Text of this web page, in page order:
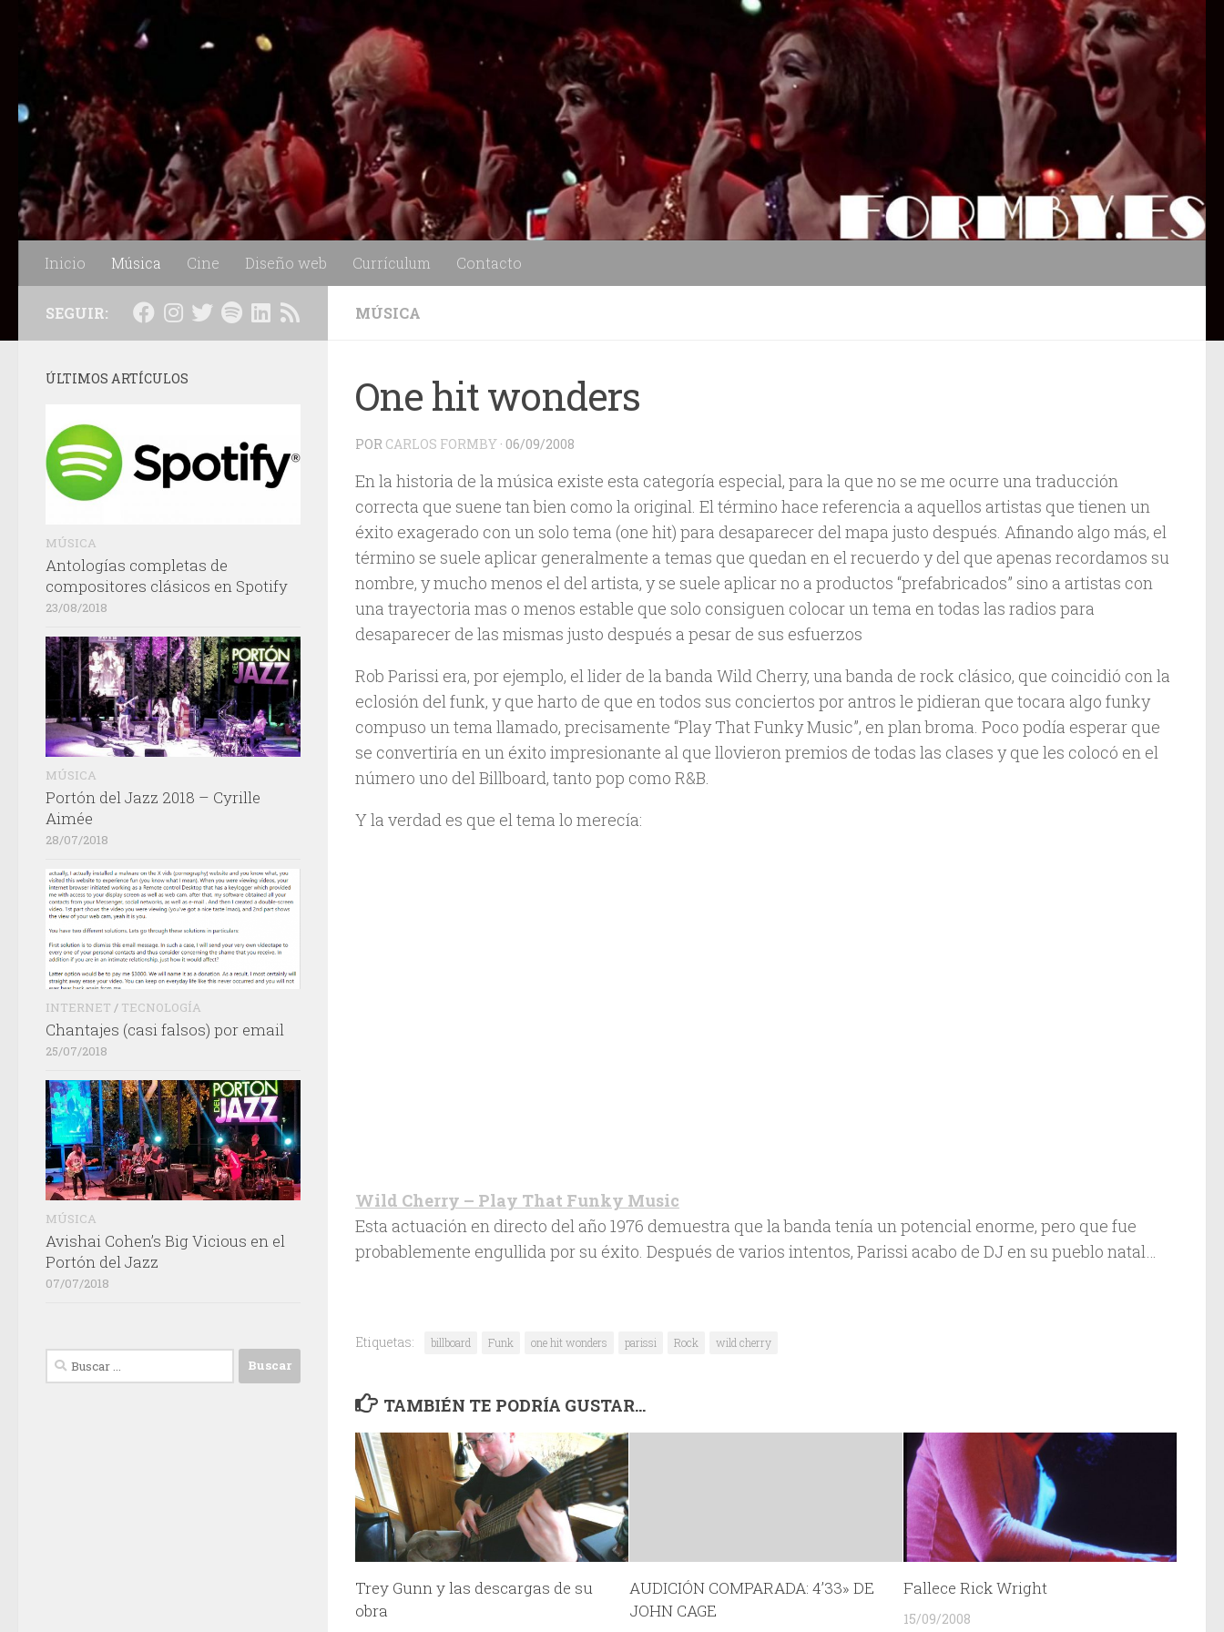
Saltar al contenido
Inicio Música Cine Diseño web Currículum Contacto
MÚSICA
One hit wonders
POR CARLOS FORMBY · 06/09/2008
En la historia de la música existe esta categoría especial, para la que no se me ocurre una traducción
correcta que suene tan bien como la original. El término hace referencia a aquellos artistas que tienen un
éxito exagerado con un solo tema (one hit) para desaparecer del mapa justo después. Afinando algo más, el
término se suele aplicar generalmente a temas que quedan en el recuerdo y del que apenas recordamos su
nombre, y mucho menos el del artista, y se suele aplicar no a productos “prefabricados” sino a artistas con
una trayectoria mas o menos estable que solo consiguen colocar un tema en todas las radios para
desaparecer de las mismas justo después a pesar de sus esfuerzos
Rob Parissi era, por ejemplo, el lider de la banda Wild Cherry, una banda de rock clásico, que coincidió con la
eclosión del funk, y que harto de que en todos sus conciertos por antros le pidieran que tocara algo funky
compuso un tema llamado, precisamente “Play That Funky Music”, en plan broma. Poco podía esperar que
se convertiría en un éxito impresionante al que llovieron premios de todas las clases y que les colocó en el
número uno del Billboard, tanto pop como R&B.
Y la verdad es que el tema lo merecía:
Wild Cherry – Play That Funky Music
Esta actuación en directo del año 1976 demuestra que la banda tenía un potencial enorme, pero que fue
probablemente engullida por su éxito. Después de varios intentos, Parissi acabo de DJ en su pueblo natal…
Etiquetas: billboard Funk one hit wonders parissi Rock wild cherry
TAMBIÉN TE PODRÍA GUSTAR...
Trey Gunn y las descargas de su
obra
AUDICIÓN COMPARADA: 4’33» DE
JOHN CAGE
Fallece Rick Wright
15/09/2008
SEGUIR:
ÚLTIMOS ARTÍCULOS
MÚSICA
Antologías completas de
compositores clásicos en Spotify
23/08/2018
MÚSICA
Portón del Jazz 2018 – Cyrille
Aimée
28/07/2018
INTERNET / TECNOLOGÍA
Chantajes (casi falsos) por email
25/07/2018
MÚSICA
Avishai Cohen’s Big Vicious en el
Portón del Jazz
07/07/2018
Buscar: